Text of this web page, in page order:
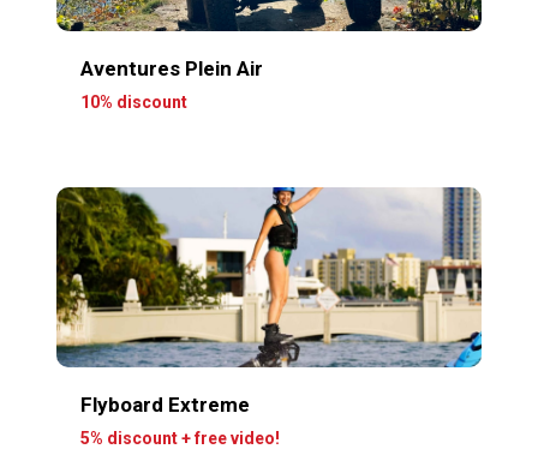
Aventures Plein Air
10% discount
Flyboard Extreme
5% discount + free video!